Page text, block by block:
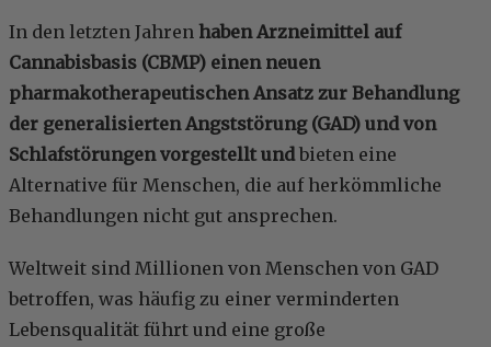
In den letzten Jahren haben Arzneimittel auf
Cannabisbasis (CBMP) einen neuen
pharmakotherapeutischen Ansatz zur Behandlung
der generalisierten Angststörung (GAD) und von
Schlafstörungen vorgestellt undbieten eine
Alternative für Menschen, die auf herkömmliche
Behandlungen nicht gut ansprechen.
Weltweit sind Millionen von Menschen von GAD
betroffen, was häufig zu einer verminderten
Lebensqualität führt und eine große